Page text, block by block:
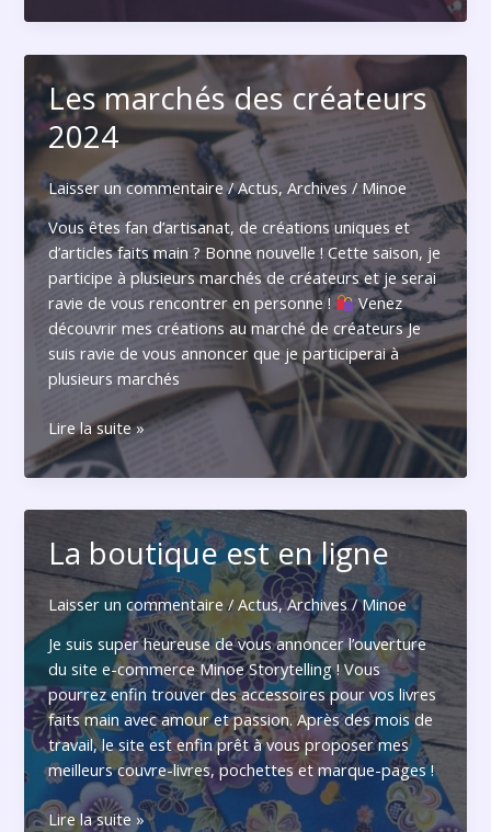
trouver
2025
?
Les marchés des créateurs
2024
Laisser un commentaire /Actus,Archives/Minoe
Vous êtes fan d’artisanat, de créations uniques et
d’articles faits main ? Bonne nouvelle ! Cette saison, je
participe à plusieurs marchés de créateurs et je serai
ravie de vous rencontrer en personne !
Venez
découvrir mes créations au marché de créateurs Je
suis ravie de vous annoncer que je participerai à
plusieurs marchés
Les
marchés
des
Lire la suite »
La boutique est en ligne
Laisser un commentaire /Actus,Archives/Minoe
Je suis super heureuse de vous annoncer l’ouverture
du site e-commerce Minoe Storytelling ! Vous
pourrez enfin trouver des accessoires pour vos livres
faits main avec amour et passion. Après des mois de
travail, le site est enfin prêt à vous proposer mes
meilleurs couvre-livres, pochettes et marque-pages !
La
Lire la suite »